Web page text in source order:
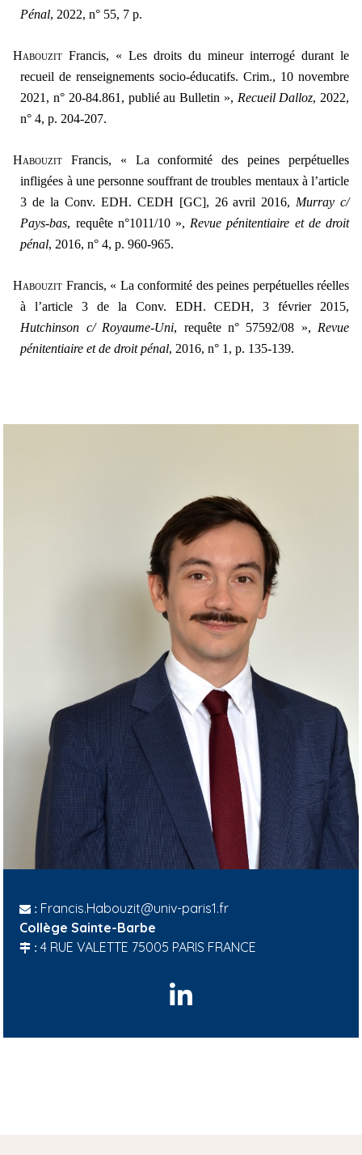
Pénal, 2022, n° 55, 7 p.
Habouzit Francis, « Les droits du mineur interrogé durant le
recueil de renseignements socio-éducatifs. Crim., 10 novembre
2021, n° 20-84.861, publié au Bulletin », Recueil Dalloz, 2022,
n° 4, p. 204-207.
Habouzit Francis, « La conformité des peines perpétuelles
infligées à une personne souffrant de troubles mentaux à l’article
3 de la Conv. EDH. CEDH [GC], 26 avril 2016, Murray c/
Pays-bas, requête n°1011/10 », Revue pénitentiaire et de droit
pénal, 2016, n° 4, p. 960-965.
Habouzit Francis, « La conformité des peines perpétuelles réelles
à l’article 3 de la Conv. EDH. CEDH, 3 février 2015,
Hutchinson c/ Royaume-Uni, requête n° 57592/08 », Revue
pénitentiaire et de droit pénal, 2016, n° 1, p. 135-139.
: Francis.Habouzit@univ-paris1.fr
Collège Sainte-Barbe
: 4 RUE VALETTE 75005 PARIS FRANCE